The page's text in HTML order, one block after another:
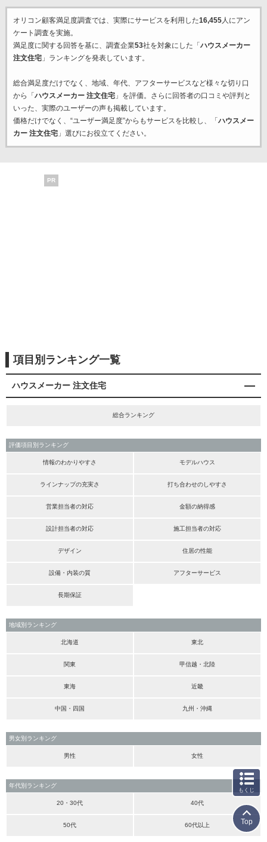
オリコン顧客満足度調査では、実際にサービスを利用した16,455人にアン
ケート調査を実施。
満足度に関する回答を基に、調査企業53社を対象にした「 ハウスメーカー
注文住宅」ランキングを発表しています。
総合満足度だけでなく、地域、年代、アフターサービスなど様々な切り口
から「 ハウスメーカー 注文住宅」を評価。さらに回答者の口コミや評判と
いった、実際のユーザーの声も掲載しています。
価格だけでなく、“ユーザー満足度”からもサービスを比較し、「 ハウスメー
カー 注文住宅」選びにお役立てください。
PR
項目別ランキング一覧
ハウスメーカー 注文住宅
総合ランキング
評価項目別ランキング
情報のわかりやすさ モデルハウス
ラインナップの充実さ 打ち合わせのしやすさ
営業担当者の対応 金額の納得感
設計担当者の対応 施工担当者の対応
デザイン 住居の性能
設備・内装の質 アフターサービス
長期保証
地域別ランキング
北海道 東北
関東 甲信越・北陸
東海 近畿
中国・四国 九州・沖縄
男女別ランキング
男性 女性
年代別ランキング
20・30代 40代
50代 60代以上
もくじ
Top